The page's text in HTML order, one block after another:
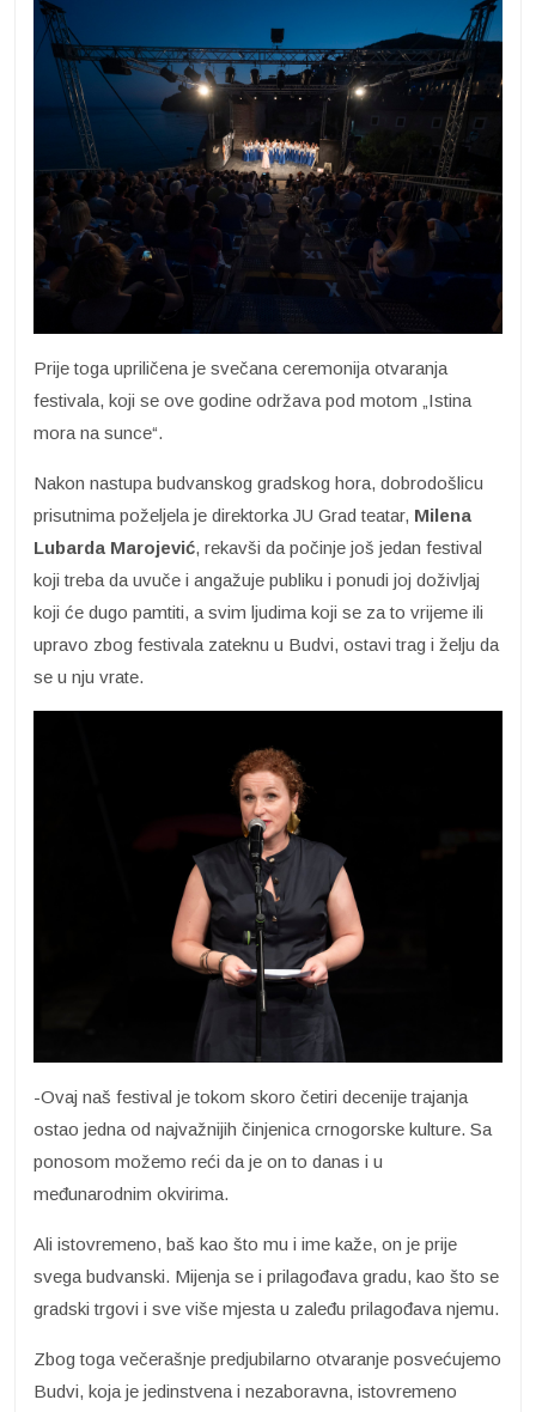
Prije toga upriličena je svečana ceremonija otvaranja
festivala, koji se ove godine održava pod motom „Istina
mora na sunce“.
Nakon nastupa budvanskog gradskog hora, dobrodošlicu
prisutnima poželjela je direktorka JU Grad teatar, Milena
Lubarda Marojević, rekavši da počinje još jedan festival
koji treba da uvuče i angažuje publiku i ponudi joj doživljaj
koji će dugo pamtiti, a svim ljudima koji se za to vrijeme ili
upravo zbog festivala zateknu u Budvi, ostavi trag i želju da
se u nju vrate.
-Ovaj naš festival je tokom skoro četiri decenije trajanja
ostao jedna od najvažnijih činjenica crnogorske kulture. Sa
ponosom možemo reći da je on to danas i u
međunarodnim okvirima.
Ali istovremeno, baš kao što mu i ime kaže, on je prije
svega budvanski. Mijenja se i prilagođava gradu, kao što se
gradski trgovi i sve više mjesta u zaleđu prilagođava njemu.
Zbog toga večerašnje predjubilarno otvaranje posvećujemo
Budvi, koja je jedinstvena i nezaboravna, istovremeno